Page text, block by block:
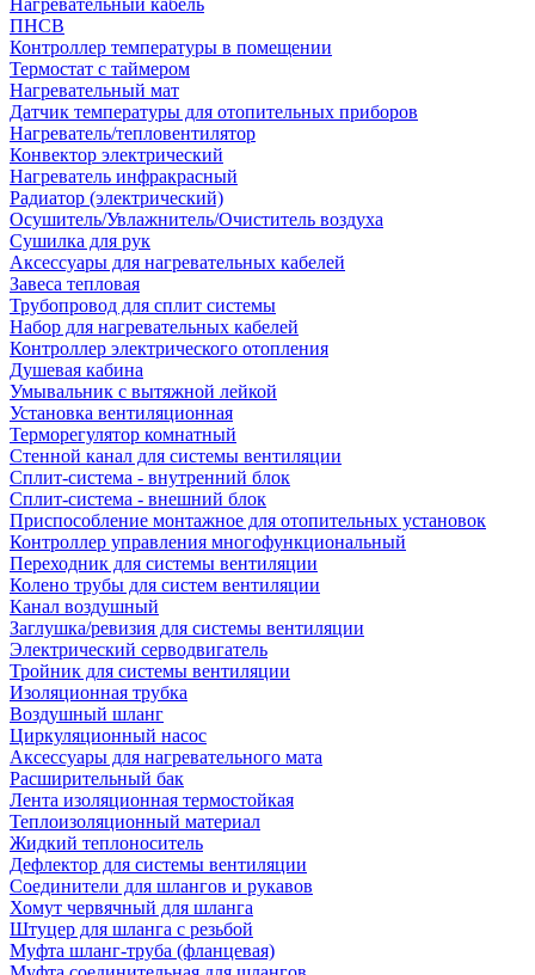
Нагревательный кабель
ПНСВ
Контроллер температуры в помещении
Термостат с таймером
Нагревательный мат
Датчик температуры для отопительных приборов
Нагреватель/тепловентилятор
Конвектор электрический
Нагреватель инфракрасный
Радиатор (электрический)
Осушитель/Увлажнитель/Очиститель воздуха
Сушилка для рук
Аксессуары для нагревательных кабелей
Завеса тепловая
Трубопровод для сплит системы
Набор для нагревательных кабелей
Контроллер электрического отопления
Душевая кабина
Умывальник с вытяжной лейкой
Установка вентиляционная
Терморегулятор комнатный
Стенной канал для системы вентиляции
Сплит-система - внутренний блок
Сплит-система - внешний блок
Приспособление монтажное для отопительных установок
Контроллер управления многофункциональный
Переходник для системы вентиляции
Колено трубы для систем вентиляции
Канал воздушный
Заглушка/ревизия для системы вентиляции
Электрический серводвигатель
Тройник для системы вентиляции
Изоляционная трубка
Воздушный шланг
Циркуляционный насос
Аксессуары для нагревательного мата
Расширительный бак
Лента изоляционная термостойкая
Теплоизоляционный материал
Жидкий теплоноситель
Дефлектор для системы вентиляции
Соединители для шлангов и рукавов
Хомут червячный для шланга
Штуцер для шланга с резьбой
Муфта шланг-труба (фланцевая)